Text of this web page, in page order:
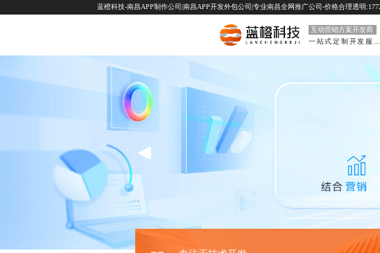
蓝橙科技-南昌APP制作公司|南昌APP开发外包公司|专业南昌全网推广公司-价格合理透明
互动营销方案开发商